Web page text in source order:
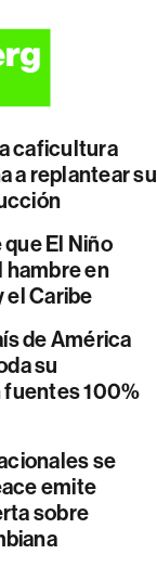
caficultura
a replantear su
El Niño
hambre en
el Caribe
de América
su
100%
se
emite
sobre